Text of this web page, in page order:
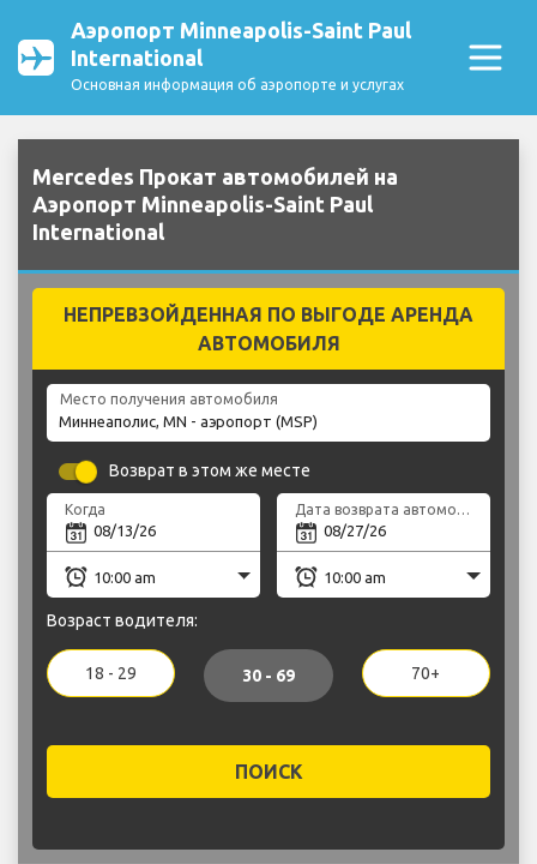
Аэропорт Minneapolis-Saint Paul
International
Основная информация об аэропорте и услугах
Mercedes Прокат автомобилей на
Аэропорт Minneapolis-Saint Paul
International
НЕПРЕВЗОЙДЕННАЯ ПО ВЫГОДЕ АРЕНДА
АВТОМОБИЛЯ
Место получения автомобиля
Возврат в этом же месте
Когда Дата возврата автомобиля
Возраст водителя:
18 - 29 30 - 69 70+
ПОИСК